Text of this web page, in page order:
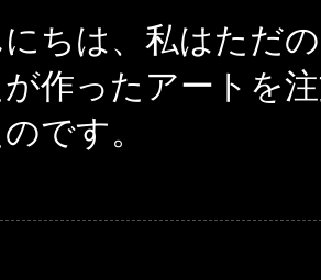
ちは、私はただ
作ったアートを
です。